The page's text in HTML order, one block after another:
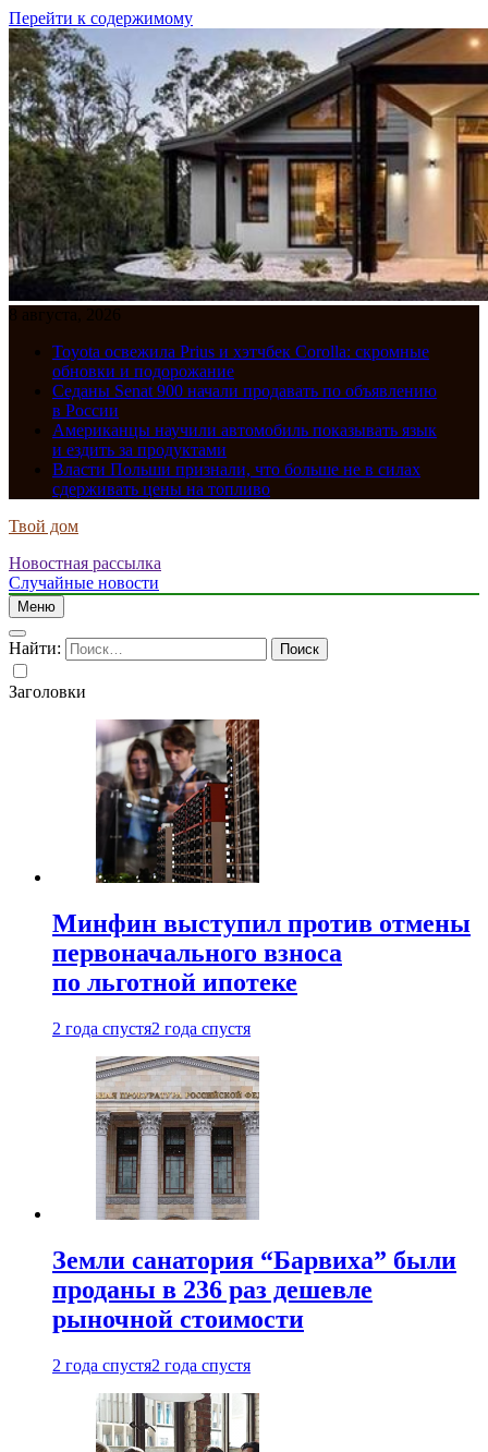
Перейти к содержимому
8 августа, 2026
Toyota освежила Prius и хэтчбек Corolla: скромные
обновки и подорожание
Седаны Senat 900 начали продавать по объявлению
в России
Американцы научили автомобиль показывать язык
и ездить за продуктами
Власти Польши признали, что больше не в силах
сдерживать цены на топливо
Твой дом
Новостная рассылка
Случайные новости
Меню
Найти:
Заголовки
Минфин выступил против отмены
первоначального взноса
по льготной ипотеке
2 года спустя2 года спустя
Земли санатория “Барвиха” были
проданы в 236 раз дешевле
рыночной стоимости
2 года спустя2 года спустя